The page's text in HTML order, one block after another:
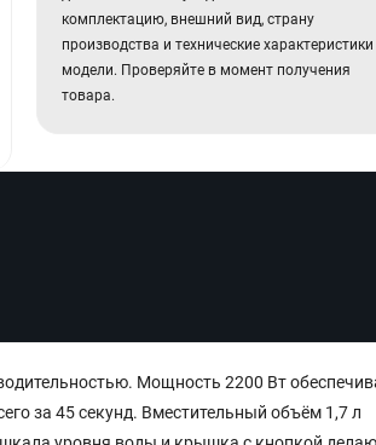
комплектацию, внешний вид, страну
производства и технические характеристики
модели. Проверяйте в момент получения
товара.
Мощность 2200 Вт
за 45 секунд. Вместительный объём 1,7 л